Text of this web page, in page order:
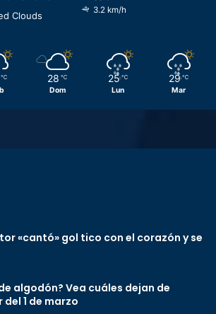
Clouds
3.2 km/h
℃ 28 ℃
Dom
25 ℃
Lun
29 ℃
Mar
«cantó» gol tico con el corazón y se
algodón? Vea cuáles dejan de
1 de marzo